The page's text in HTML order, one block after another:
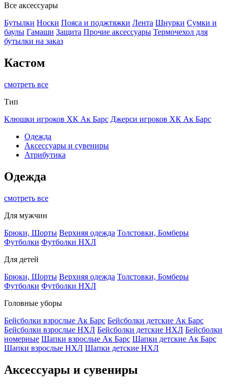
Все аксессуары
Бутылки Носки Пояса и поджтяжки Лента Шнурки Сумки и
баулы Гамаши Защита Прочие аксессуары Термочехол для
бутылки на заказ
Кастом
смотреть все
Тип
Клюшки игроков ХК Ак Барс Джерси игроков ХК Ак Барс
Одежда
Аксессуары и сувениры
Атрибутика
Одежда
смотреть все
Для мужчин
Брюки, Шорты Верхняя одежда Толстовки, Бомберы
Футболки Футболки НХЛ
Для детей
Брюки, Шорты Верхняя одежда Толстовки, Бомберы
Футболки Футболки НХЛ
Головные уборы
Бейсболки взрослые Ак Барс Бейсболки детские Ак Барс
Бейсболки взрослые НХЛ Бейсболки детские НХЛ Бейсболки
номерные Шапки взрослые Ак Барс Шапки детские Ак Барс
Шапки взрослые НХЛ Шапки детские НХЛ
Аксессуары и сувениры